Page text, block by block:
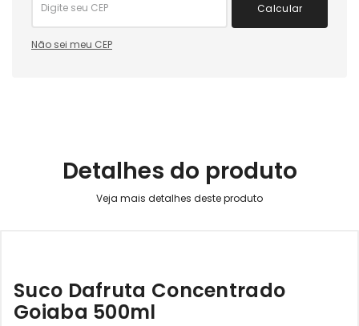
Calcular
Não sei meu CEP
Detalhes do produto
Suco Dafruta Concentrado
Goiaba 500ml